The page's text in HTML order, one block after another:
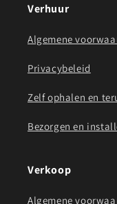
Verhuur
Algemene
Privacybeleid
Zelf ophalen en
Bezorgen en
Verkoop
Algemene